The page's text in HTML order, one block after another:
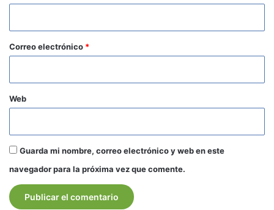
*
Correo electrónico *
Web
Guarda mi nombre, correo electrónico y web en este
navegador para la próxima vez que comente.